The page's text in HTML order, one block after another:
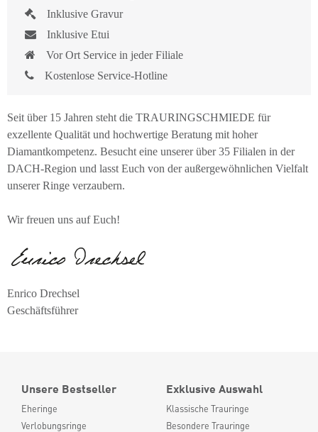
Inklusive Gravur
Inklusive Etui
Vor Ort Service in jeder Filiale
Kostenlose Service-Hotline
Seit über 15 Jahren steht die TRAURINGSCHMIEDE für
exzellente Qualität und hochwertige Beratung mit hoher
Diamantkompetenz. Besucht eine unserer über 35 Filialen in der
DACH-Region und lasst Euch von der außergewöhnlichen Vielfalt
unserer Ringe verzaubern.
Wir freuen uns auf Euch!
Enrico Drechsel
Geschäftsführer
Unsere Bestseller
Eheringe
Verlobungsringe
Exklusive Auswahl
Klassische Trauringe
Besondere Trauringe